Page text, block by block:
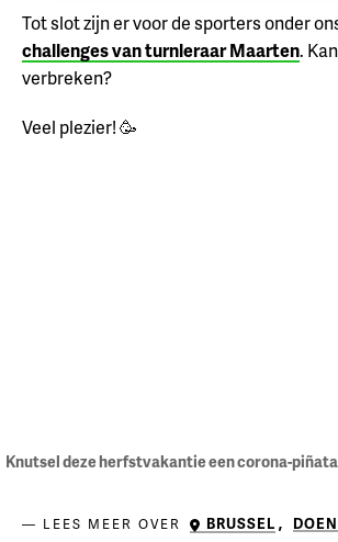
Tot slot zijn er voor de sporters onder
challenges van turnleraar Maarten.
verbreken?
Veel plezier! 🥳
Knutsel deze herfstvakantie een corona-
LEES MEER OVER BRUSSEL ,